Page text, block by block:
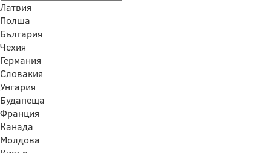
Латвия
Полша
България
Чехия
Германия
Словакия
Унгария
Будапеща
Франция
Канада
Молдова